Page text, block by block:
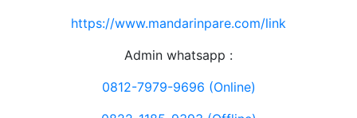
https://www.mandarinpare.com/link
Admin whatsapp :
0812-7979-9696 (Online)